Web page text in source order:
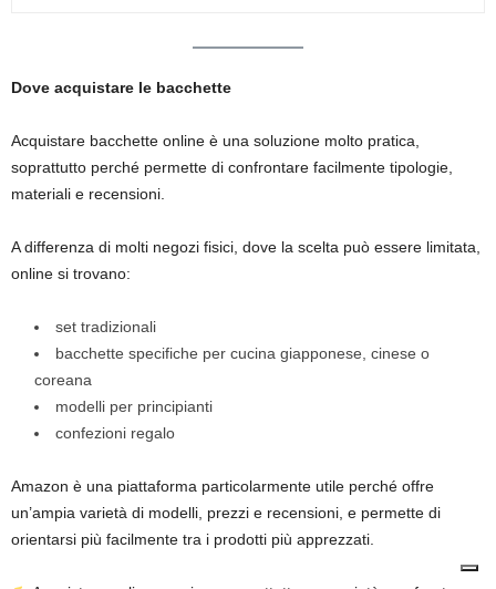
Dove acquistare le bacchette
Acquistare bacchette online è una soluzione molto pratica,
soprattutto perché permette di confrontare facilmente tipologie,
materiali e recensioni.
A differenza di molti negozi fisici, dove la scelta può essere limitata,
online si trovano:
set tradizionali
bacchette specifiche per cucina giapponese, cinese o
coreana
modelli per principianti
confezioni regalo
Amazon è una piattaforma particolarmente utile perché offre
un’ampia varietà di modelli, prezzi e recensioni, e permette di
orientarsi più facilmente tra i prodotti più apprezzati.